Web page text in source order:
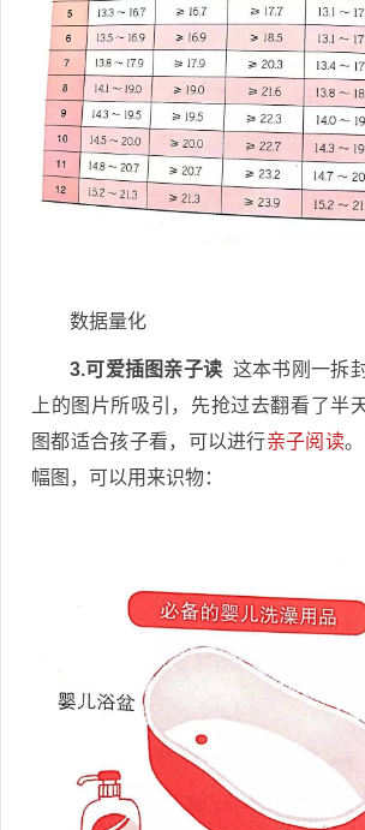
数据量化
3.可爱插图亲子读 这本书刚一拆
上的图片所吸引，先抢过去翻看了
图都适合孩子看，可以进行亲子阅读
幅图，可以用来识物：